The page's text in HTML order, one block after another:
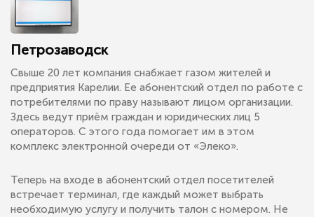
Петрозаводск
Свыше 20 лет компания снабжает газом жителей и
предприятия Карелии. Ее абонентский отдел по работе с
потребителями по праву называют лицом организации.
Здесь ведут приём граждан и юридических лиц 5
операторов. С этого года помогает им в этом
комплекс электронной очереди от «Элеко».
Теперь на входе в абонентский отдел посетителей
встречает терминал, где каждый может выбрать
необходимую услугу и получить талон с номером. Не